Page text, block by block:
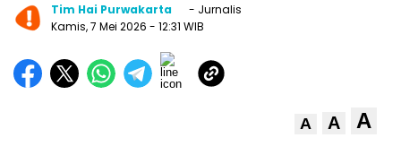
Tim Hai Purwakarta
- Jurnalis
Kamis, 7 Mei 2026 - 12:31 WIB
A A A